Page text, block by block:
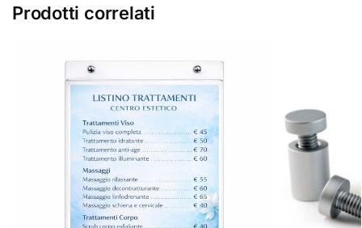
Prodotti correlati